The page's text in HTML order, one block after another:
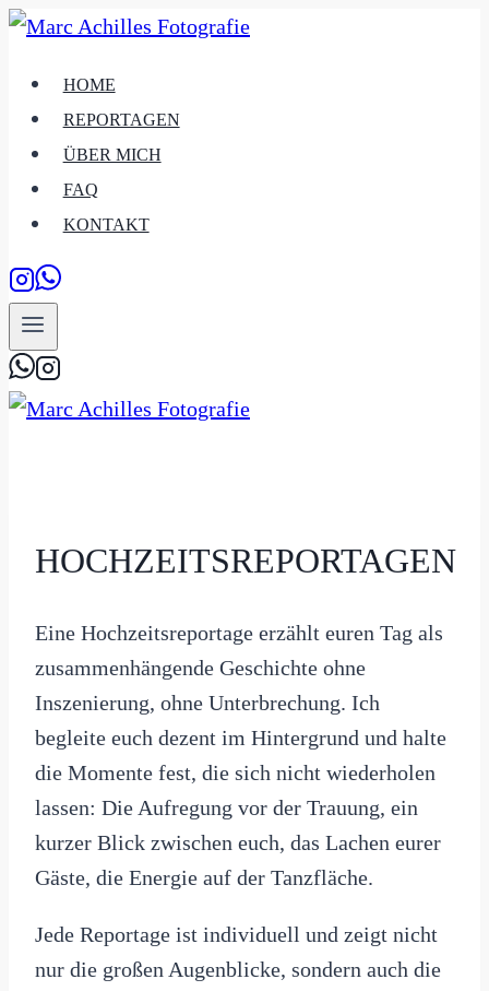
Zum
springenHOME
REPORTAGEN
ÜBER MICH
FAQ
KONTAKT
HOCHZEITSREPORTAGEN
Eine Hochzeitsreportage erzählt euren Tag als
zusammenhängende Geschichte ohne
Inszenierung, ohne Unterbrechung. Ich
begleite euch dezent im Hintergrund und halte
die Momente fest, die sich nicht wiederholen
lassen: Die Aufregung vor der Trauung, ein
kurzer Blick zwischen euch, das Lachen eurer
Gäste, die Energie auf der Tanzfläche.
Jede Reportage ist individuell und zeigt nicht
nur die großen Augenblicke, sondern auch die